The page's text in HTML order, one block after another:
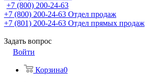
+7 (800) 200-24-63
+7 (800) 200-24-63 Отдел продаж
+7 (801) 200-24-63 Отдел прямых продаж
Задать вопрос
Войти
Корзина0